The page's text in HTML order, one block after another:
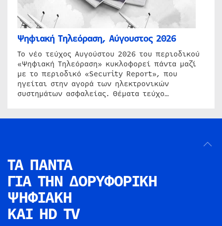
Ψηφιακή Τηλεόραση, Αύγουστος 2026
Το νέο τεύχος Αυγούστου 2026 του περιοδικού
«Ψηφιακή Τηλεόραση» κυκλοφορεί πάντα μαζί
με το περιοδικό «Security Report», που
ηγείται στην αγορά των ηλεκτρονικών
συστημάτων ασφαλείας. Θέματα τεύχο…
ΤΑ ΠΑΝΤΑ
ΓΙΑ ΤΗΝ ΔΟΡΥΦΟΡΙΚΗ
ΨΗΦΙΑΚΗ
ΚΑΙ HD TV